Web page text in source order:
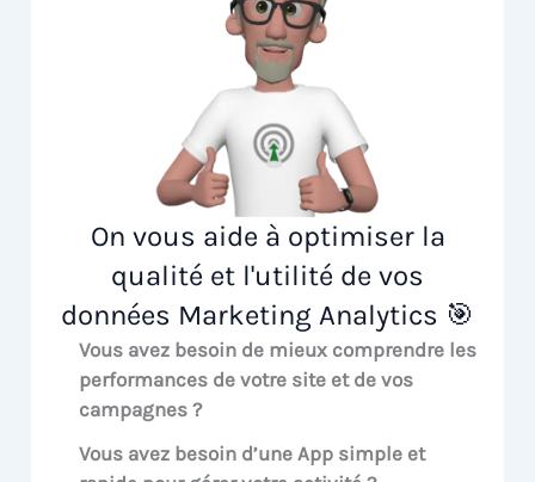
On vous aide à optimiser la
qualité et l'utilité de vos
données Marketing Analytics 🎯
Vous avez besoin de mieux comprendre les
performances de votre site et de vos
campagnes ?
Vous avez besoin d’une App simple et